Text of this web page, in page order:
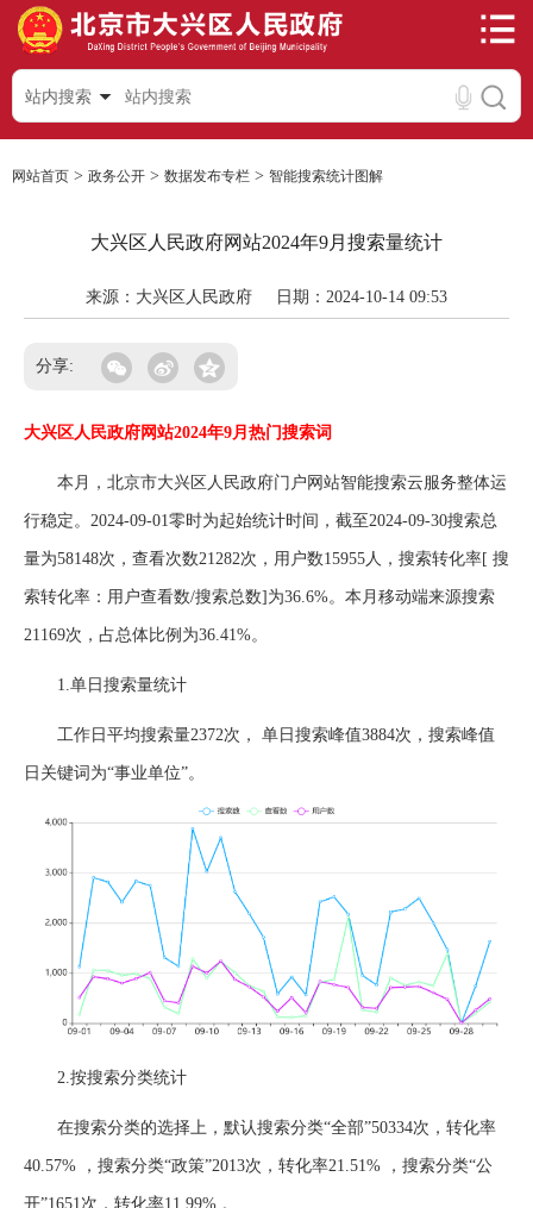
站内搜索
网站首页 > 政务公开 > 数据发布专栏 > 智能搜索统计图解
大兴区人民政府网站2024年9月搜索量统计
来源：大兴区人民政府 日期：2024-10-14 09:53
分享:
大兴区人民政府网站2024年9月热门搜索词
本月，北京市大兴区人民政府门户网站智能搜索云服务整体运
行稳定。2024-09-01零时为起始统计时间，截至2024-09-30搜索总
量为58148次，查看次数21282次，用户数15955人，搜索转化率[ 搜
索转化率：用户查看数/搜索总数]为36.6%。本月移动端来源搜索
21169次，占总体比例为36.41%。
1.单日搜索量统计
工作日平均搜索量2372次， 单日搜索峰值3884次，搜索峰值
日关键词为“事业单位”。
2.按搜索分类统计
在搜索分类的选择上，默认搜索分类“全部”50334次，转化率
40.57% ，搜索分类“政策”2013次，转化率21.51% ，搜索分类“公
开”1651次，转化率11.99% 。